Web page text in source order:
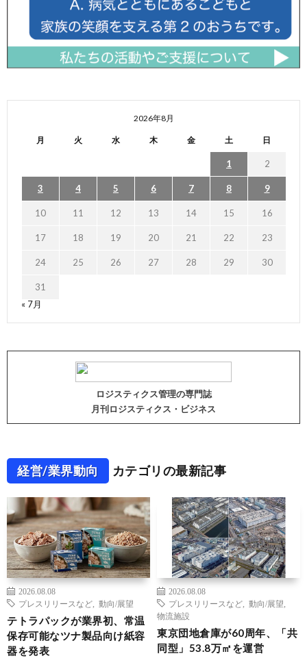
2026年8月
月 火 水 木 金 土 日
1 2
3 4 5 6 7 8 9
10 11 12 13 14 15 16
17 18 19 20 21 22 23
24 25 26 27 28 29 30
31
« 7月
ロジスティクス管理の専門誌
月刊ロジスティクス・ビジネス
経営/業界動向 カテゴリの最新記事
2026.08.08
プレスリリースなど
動向/展望
テトラパックが業界初、常温
保存可能なツナ製品向け紙容
器を発表
2026.08.08
プレスリリースなど
動向/展望
物流施設
東京団地倉庫が60周年、「共
同型」53.8万㎡を運営